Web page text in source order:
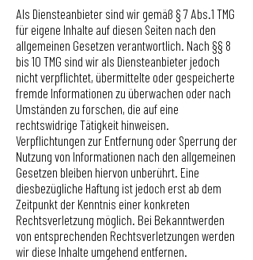
Als Diensteanbieter sind wir gemäß § 7 Abs.1 TMG
für eigene Inhalte auf diesen Seiten nach den
allgemeinen Gesetzen verantwortlich. Nach §§ 8
bis 10 TMG sind wir als Diensteanbieter jedoch
nicht verpflichtet, übermittelte oder gespeicherte
fremde Informationen zu überwachen oder nach
Umständen zu forschen, die auf eine
rechtswidrige Tätigkeit hinweisen.
Verpflichtungen zur Entfernung oder Sperrung der
Nutzung von Informationen nach den allgemeinen
Gesetzen bleiben hiervon unberührt. Eine
diesbezügliche Haftung ist jedoch erst ab dem
Zeitpunkt der Kenntnis einer konkreten
Rechtsverletzung möglich. Bei Bekanntwerden
von entsprechenden Rechtsverletzungen werden
wir diese Inhalte umgehend entfernen.